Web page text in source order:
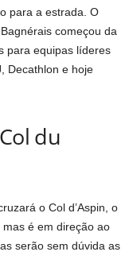
para a estrada. O
começou da
para equipas líderes
Decathlon e hoje
du
o Col d’Aspin, o
é em direção ao
serão sem dúvida as